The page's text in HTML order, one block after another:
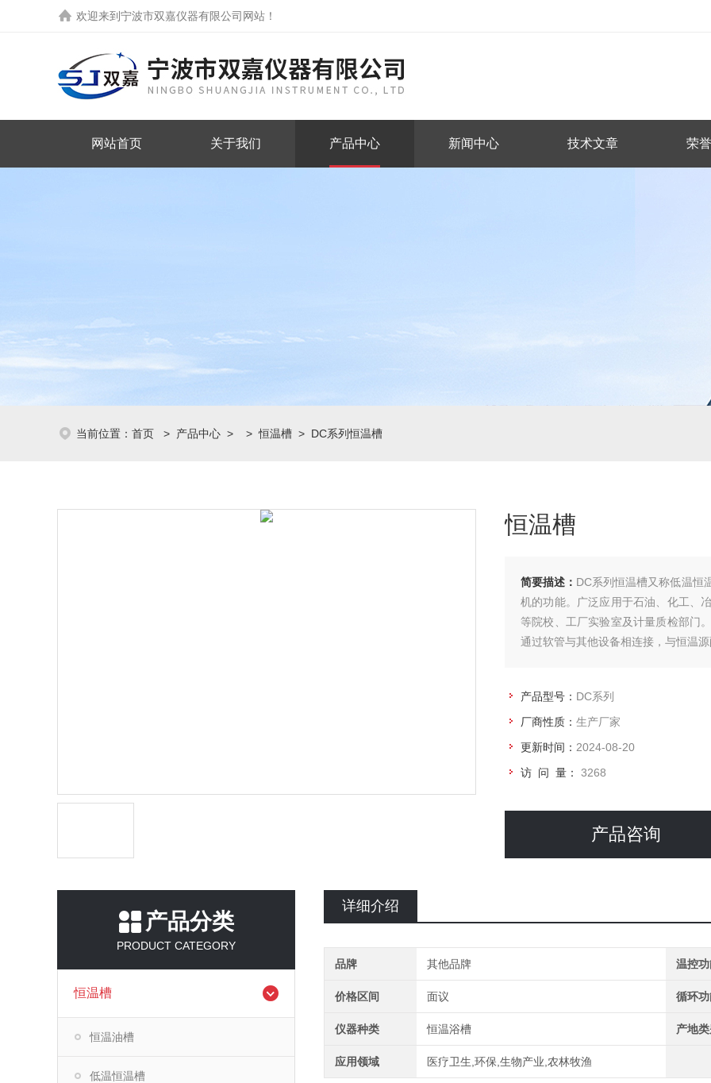
欢迎来到 宁波市双嘉仪器有限公司网站 ！
网站首页 关于我们 产品中心 新闻中心 技术文章 荣
当前位置： 首页 > 产品中心 > >恒温槽 > DC系列恒温槽
恒温槽
简要描述： DC系列恒温槽又称低温恒
机的功能。广泛应用于石油、化工、
等院校、工厂实验室及计量质检部门
通过软管与其他设备相连接，与恒温
产品型号： DC系列
厂商性质： 生产厂家
更新时间： 2024-08-20
访 问 量： 3268
产品咨询
产品分类
PRODUCT CATEGORY
恒温槽
恒温油槽
低温恒温槽
详细介绍
品牌 其他品牌 温控
价格区间 面议 循环
仪器种类 恒温浴槽 产地
应用领域 医疗卫生,环保,生物产业,农林牧渔